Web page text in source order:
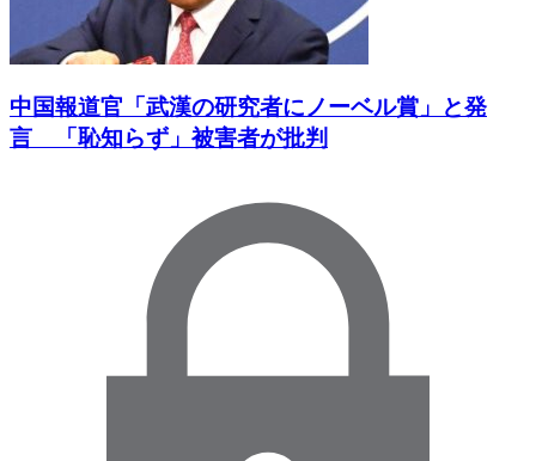
中国報道官「武漢の研究者にノーベル賞」と発
言 「恥知らず」被害者が批判